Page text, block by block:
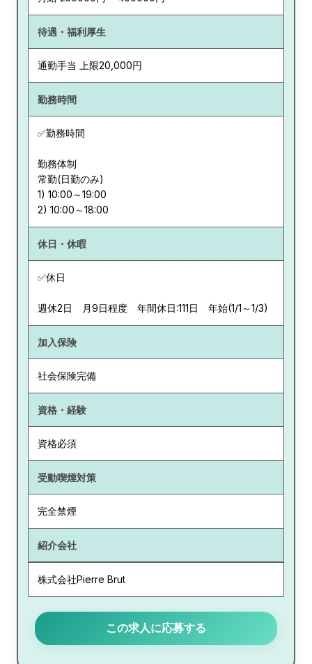
待遇・福利厚生
通勤手当 上限20,000円
勤務時間
✅勤務時間
勤務体制
常勤(日勤のみ)
1) 10:00～19:00
休日・休暇
✅休日
週休2日 月9日程度 年間休日:111日 年始(1/1～1/3)
加入保険
社会保険完備
資格・経験
資格必須
受動喫煙対策
完全禁煙
紹介会社
株式会社Pierre Brut
この求人に応募する